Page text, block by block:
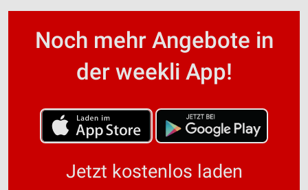
Noch mehr Angebote in
der weekli App!
Jetzt kostenlos laden